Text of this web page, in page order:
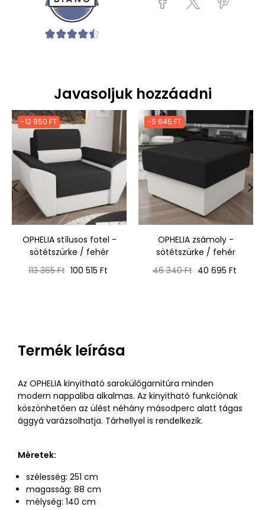
Javasoljuk hozzáadni
-12 850 FT
OPHELIA stílusos fotel -
sötétszürke / fehér
Normál
113 365 Ft Ár
100 515 Ft
-5 645 FT
OPHELIA zsámoly -
sötétszürke / fehér
Normál
46 340 Ft Ár
40 695 Ft
‹
Termék leírása
Az OPHELIA kinyitható sarokülőgarnitúra minden
modern nappaliba alkalmas. Az kinyitható funkciónak
köszönhetően az ülést néhány másodperc alatt tágas
ággyá varázsolhatja. Tárhellyel is rendelkezik.
Méretek:
szélesség: 251 cm
magasság: 88 cm
mélység: 140 cm